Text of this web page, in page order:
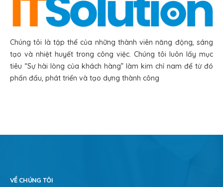
Chúng tôi là tập thể của những thành viên năng động, sáng
tạo và nhiệt huyết trong công việc. Chúng tôi luôn lấy mục
tiêu “Sự hài lòng của khách hàng” làm kim chỉ nam để từ đó
phấn đấu, phát triển và tạo dựng thành công
VỀ CHÚNG TÔI